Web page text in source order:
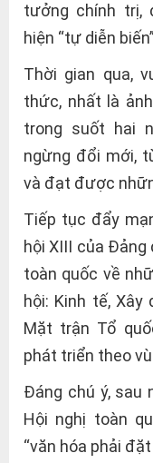
tưởng chính trị,
hiện “tự diễn
Thời gian qua,
thức, nhất là
trong suốt hai
ngừng đổi mới,
và đạt được
Tiếp tục đẩy
hội XIII của Đảng
toàn quốc về
hội: Kinh tế, Xây
Mặt trận Tổ
phát triển theo
Đáng chú ý, sau
Hội nghị toàn
“văn hóa phải